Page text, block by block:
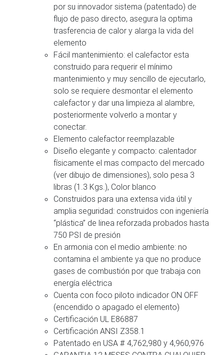
por su innovador sistema (patentado) de
flujo de paso directo, asegura la optima
trasferencia de calor y alarga la vida del
elemento
Fácil mantenimiento: el calefactor esta
construido para requerir el mínimo
mantenimiento y muy sencillo de ejecutarlo,
solo se requiere desmontar el elemento
calefactor y dar una limpieza al alambre,
posteriormente volverlo a montar y
conectar.
Elemento calefactor reemplazable
Diseño elegante y compacto: calentador
físicamente el mas compacto del mercado
(ver dibujo de dimensiones), solo pesa 3
libras (1.3 Kgs.), Color blanco
Construidos para una extensa vida útil y
amplia seguridad: construidos con ingeniería
“plástica” de linea reforzada probados hasta
750 PSI de presión
En armonia con el medio ambiente: no
contamina el ambiente ya que no produce
gases de combustión por que trabaja con
energía eléctrica
Cuenta con foco piloto indicador ON OFF
(encendido o apagado el elemento)
Certificación UL E86887
Certificación ANSI Z358.1
Patentado en USA # 4,762,980 y 4,960,976